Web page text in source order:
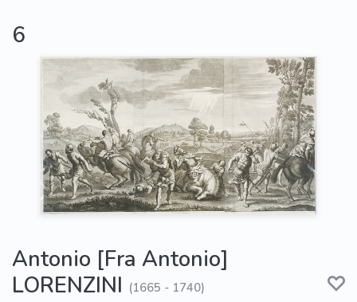
6
Antonio [Fra Antonio]
LORENZINI (1665 - 1740)